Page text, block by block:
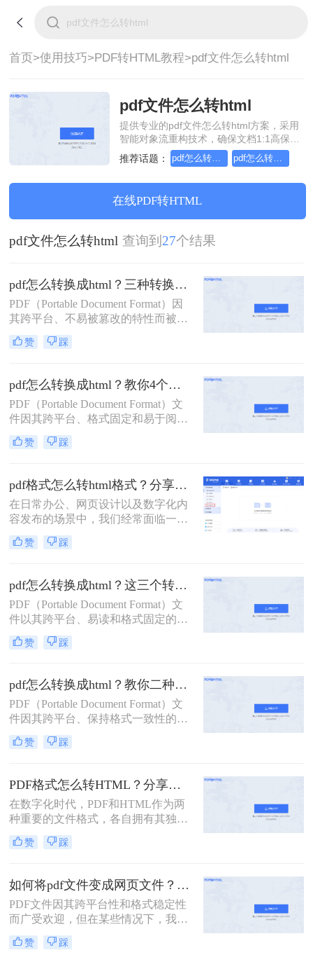
首页>使用技巧>PDF转HTML教程>pdf文件怎么转html
pdf文件怎么转html
提供专业的pdf文件怎么转html方案，采用
智能对象流重构技术，确保文档1:1高保真
还原且排版不乱码。支持一键批量处理，
全链路 SSL 加密保障隐私安全。助您快速
办公。
推荐话题： pdf怎么转换成html pdf怎么转换成html文件
在线PDF转HTML
pdf文件怎么转html 查询到27个结果
pdf怎么转换成html？三种转换方法分享
PDF（Portable Document Format）因
其跨平台、不易被篡改的特性而被广
泛使用，但在某些情况下，我们可能
希望将PDF转换为HTML格式，以便
pdf怎么转换成html呢？本文将介绍三
种将PDF转换为HTML的方法。
赞 踩
pdf怎么转换成html？教你4个转换方法！
PDF（Portable Document Format）文
件因其跨平台、格式固定和易于阅读
的特性而被广泛应用于各种文档传输
和存储场景。然而，有时我们需要将
网页上展示或进行更灵活的编辑。那
么pdf怎么转换成html呢？本文将介绍
四种实用的PDF转HTML方法。
赞 踩
pdf格式怎么转html格式？分享四种转换方法！
在日常办公、网页设计以及数字化内
容发布的场景中，我们经常面临一个
核心问题：pdf格式怎么转html格式？
PDF（便携式文档格式）以其稳定的
页展示、SEO优化或在线交互时，将
其转换为HTML（超文本标记语言）
格式就显得尤为重要。
赞 踩
pdf怎么转换成html？这三个转HTML方法分享给你！
PDF（Portable Document Format）文
件以其跨平台、易读和格式固定的特
性，广泛应用于各种场景。然而，当
需要在网页上展示PDF内容或进行进
则变得尤为重要。那么PDF怎么转换
成HTML呢？本文将为您介绍三种实
用的PDF转HTML的方法，帮助您轻
松实现这一需求。
赞 踩
pdf怎么转换成html？教你二种实用转换方法！
PDF（Portable Document Format）文
件因其跨平台、保持格式一致性的特
性而被广泛使用。然而，在某些情况
下，我们可能希望将PDF内容转换为
Language）格式，以便在网页上展示
或进行在线编辑。那么pdf怎么转换成
html呢？本文将介绍两种将PDF转换
成HTML的方法。
赞 踩
PDF格式怎么转HTML？分享三种PDF转HTML的方法
在数字化时代，PDF和HTML作为两
种重要的文件格式，各自拥有其独特
的优势和用途。然而，有时我们可能
需要将PDF文件转换为HTML格式，
行编辑。那么PDF格式怎么转HTML
呢？本文将为您介绍四种将PDF转换
为HTML的方法，帮助您轻松实现文
件格式的转换。
赞 踩
如何将pdf文件变成网页文件？分享这三个方法给大家！
PDF文件因其跨平台性和格式稳定性
而广受欢迎，但在某些情况下，我们
可能希望将PDF文件转化为网页文
件，以便在网页上直接展示或进行在
赞 踩